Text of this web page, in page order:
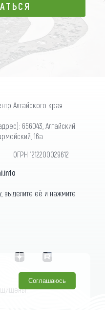
Алтайского края
656043, Алтайский
16а
ОГРН 1212200029612
выделите её и нажмите
Соглашаюсь